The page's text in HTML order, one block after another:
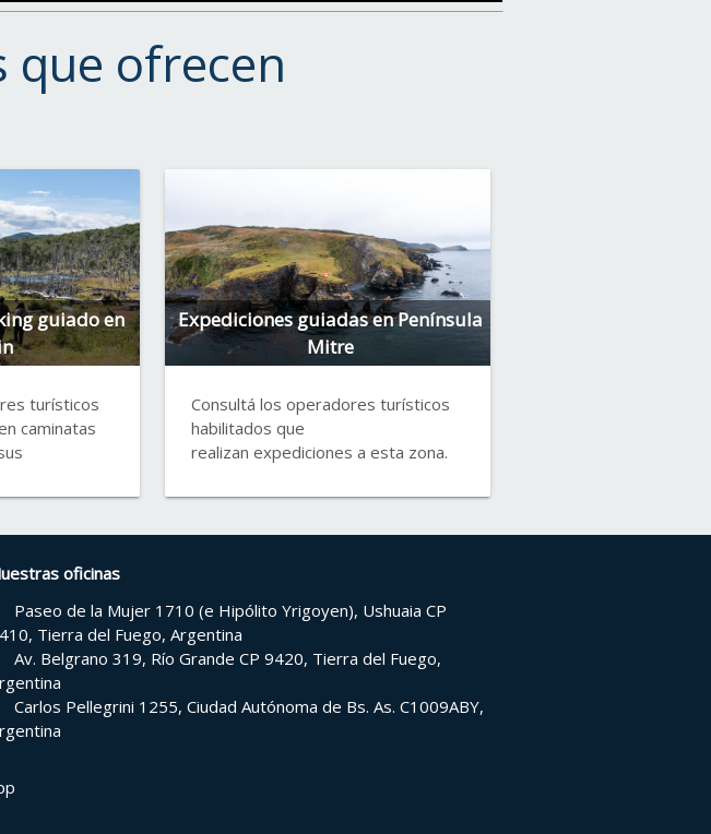
que ofrecen
guiado en
turísticos
caminatas
Expediciones guiadas en Península
Mitre
Consultá los operadores turísticos
habilitados que
realizan expediciones a esta zona.
oficinas
Paseo de la Mujer 1710 (e Hipólito Yrigoyen), Ushuaia CP
Tierra del Fuego, Argentina
Av. Belgrano 319, Río Grande CP 9420, Tierra del Fuego,
Carlos Pellegrini 1255, Ciudad Autónoma de Bs. As. C1009ABY,